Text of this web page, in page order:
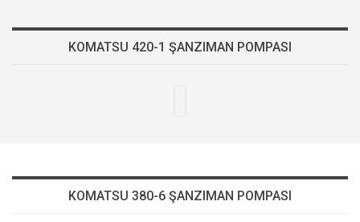
KOMATSU 420-1 ŞANZIMAN POMPASI
KOMATSU 380-6 ŞANZIMAN POMPASI